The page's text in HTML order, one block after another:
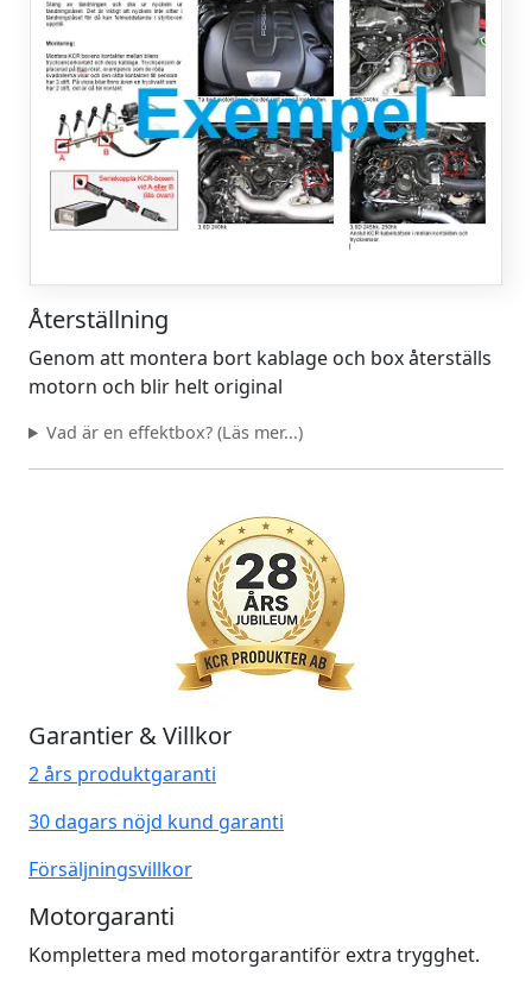
Återställning
Genom att montera bort kablage och box återställs
motorn och blir helt original
Vad är en effektbox? (Läs mer...)
Garantier & Villkor
2 års produktgaranti
30 dagars nöjd kund garanti
Försäljningsvillkor
Motorgaranti
Komplettera med motorgarantiför extra trygghet.